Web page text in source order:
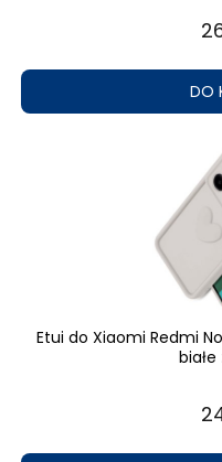
DO
Etui do Xiaomi Redmi
białe